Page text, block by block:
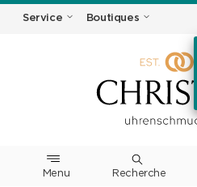
Service Boutiques
Menu Recherche